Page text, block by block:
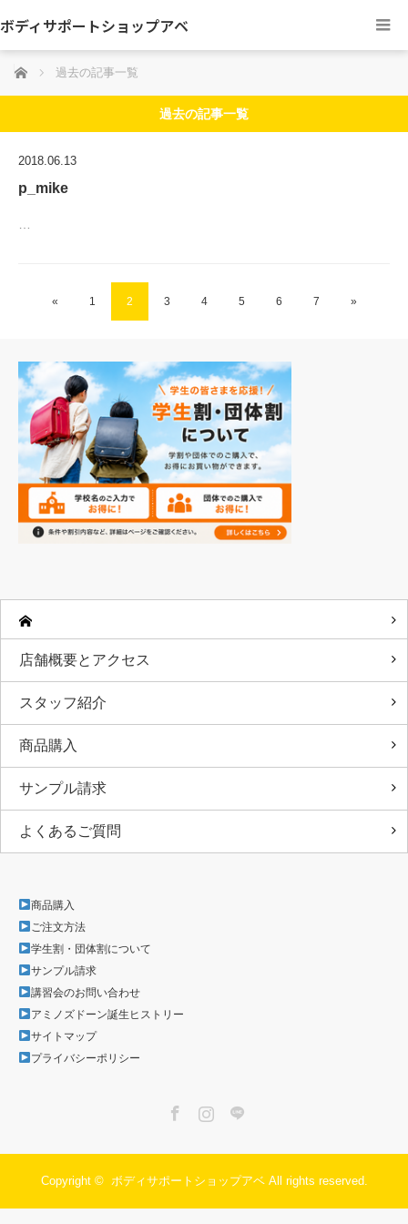
ボディサポートショップアベ
ホーム 過去の記事一覧
過去の記事一覧
2018.06.13
p_mike
« 1 2 3 4 5 6 7 »
店舗概要とアクセス
スタッフ紹介
商品購入
サンプル請求
よくあるご質問
商品購入
ご注文方法
学生割・団体割について
サンプル請求
講習会のお問い合わせ
アミノズドーン誕生ヒストリー
サイトマップ
プライバシーポリシー
Copyright © ボディサポートショップアベAll rights reserved.